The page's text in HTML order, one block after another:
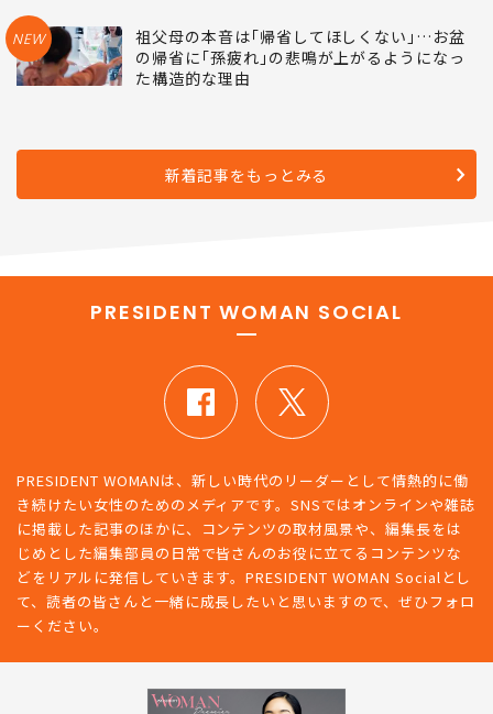
NEW
祖父母の本音は｢帰省してほしくない｣…お盆
の帰省に｢孫疲れ｣の悲鳴が上がるようになっ
た構造的な理由
新着記事をもっとみる
PRESIDENT WOMAN SOCIAL
PRESIDENT WOMANは、新しい時代のリーダーとして情熱的に働
き続けたい女性のためのメディアです。SNSではオンラインや雑誌
に掲載した記事のほかに、コンテンツの取材風景や、編集長をは
じめとした編集部員の日常で皆さんのお役に立てるコンテンツな
どをリアルに発信していきます。PRESIDENT WOMAN Socialとし
て、読者の皆さんと一緒に成長したいと思いますので、ぜひフォロ
ーください。